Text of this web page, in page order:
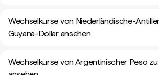
Wechselkurse von Niederländische-
Guyana-Dollar ansehen
Wechselkurse von Argentinischer Peso